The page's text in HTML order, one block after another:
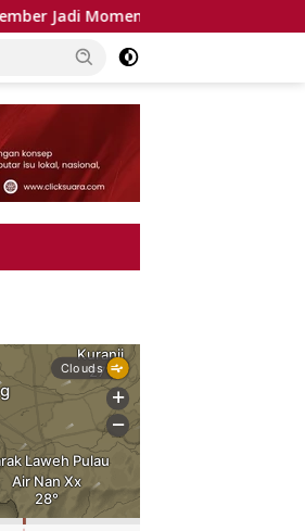
Dua Agenda Besar, Huntap